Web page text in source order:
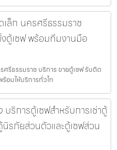
ล็ก นครศรีธรรมราช
ตู้เซฟ พร้อมทีมงานมือ
รีธรรมราช บริการ ขายตู้เซฟ รับติด
อมให้บริการทั่วไท
บริการตู้เซฟสำหรับการเช่าตู้
นิรภัยส่วนตัวและตู้เซฟส่วน